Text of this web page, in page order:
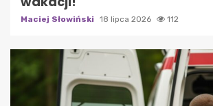
Maciej Słowiński 18 lipca 2026 112